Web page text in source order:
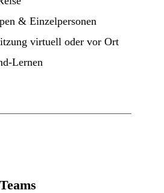
& Einzelpersonen
virtuell oder vor Ort
Lernen